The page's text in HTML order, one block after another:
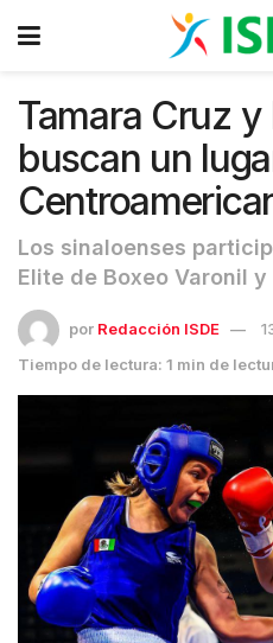
Tamara Cruz
buscan un
Los sinaloenses
Elite de Boxeo Varonil
por Redacción ISDE
Tiempo de lectura: 1 min de